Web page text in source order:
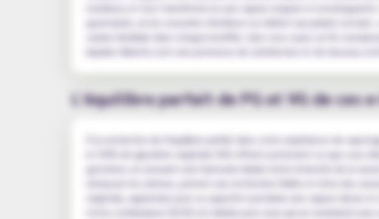
moelleux, le tout transformé en une vapeur exquise et
gourmands, où les souvenirs d'enfance se mêlent aux plaisirs
cuisine familiale dans chaque bouffée. Que vous soyez un fin
liquides Mamita sont une promesse de satisfaction et de douceur,
L'équilibre parfait de PG et VG de ces
À la recherche de l'équilibre parfait dans votre expérience de
et 50% de glycérine végétale (VG) offrent justement ce que vous
gustative, en assurant une harmonie idéale entre intensité de la
rehausser les arômes, permet une restitution fidèle et riche des
végétale, appréciée pour sa capacité à produire une vapeur dense
Cette combinaison 50/50 est idéale pour ceux qui ne souhaitent pas